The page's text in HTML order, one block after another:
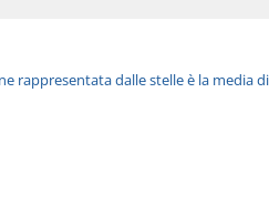
rappresentata dalle stelle è la media